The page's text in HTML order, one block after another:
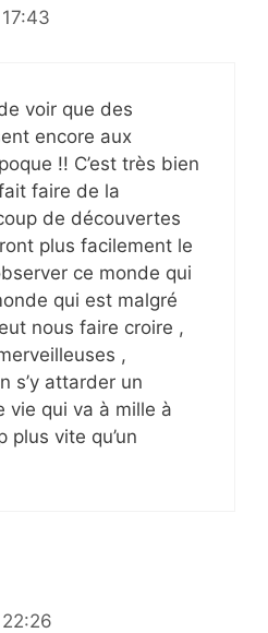
voir que des
encore aux
!! C’est très bien
faire de la
de découvertes
plus facilement le
ce monde qui
qui est malgré
nous faire croire ,
,
s’y attarder un
vie qui va à mille à
plus vite qu’un